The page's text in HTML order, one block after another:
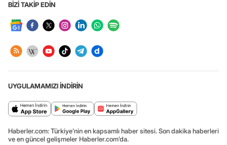
BİZİ TAKİP EDİN
UYGULAMAMIZI İNDİRİN
Haberler.com: Türkiye’nin en kapsamlı haber sitesi. Son dakika haberleri
ve en güncel gelişmeler Haberler.com’da.